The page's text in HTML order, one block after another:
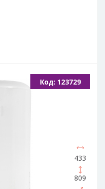
Вертикальне Тип ТЕНа:
2000
Тип водонагрівача:
Код: 123729
433
809